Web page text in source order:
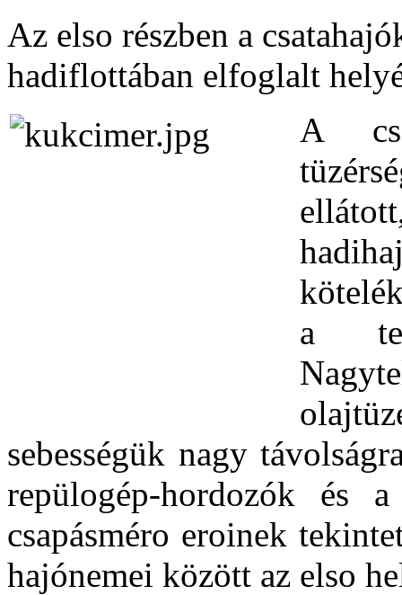
Az elso részben a
hadiflottában elfoglalt
A
a
sebességük nagy
repülogép-hordozók és
csapásméro eroinek
hajónemei között az elso